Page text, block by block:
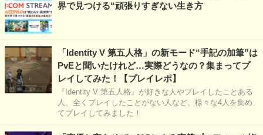
界で見つける“頑張りすぎない生き方
「Identity V 第五人格」の新モード“手記の加筆”は
PvEと聞いたけれど…実際どうなの？集まってプ
レイしてみた！【プレイレポ】
『Identity V 第五人格』が好きな人やプレイしたことある
人、全くプレイしたことがない人など、様々な4人を集め
てプレイしてみました！